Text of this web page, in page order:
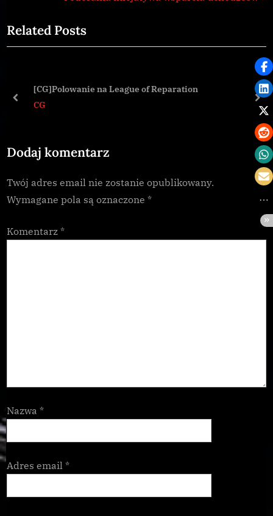
news
v
i
s
s
:
x
t
Related Posts
[CG]Polowanie na League of Reparation
CG
prev
Dodaj komentarz
Twój adres email nie zostanie opublikowany.
Wymagane pola są oznaczone *
Komentarz *
Nazwa *
Adres email *